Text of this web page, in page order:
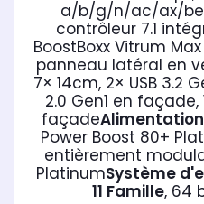
a/b/g/n/ac/ax/
contrôleur 7.1
BoostBoxx Vitrum
panneau latéral en
7× 14cm, 2× USB 3.2
2.0 Gen1 en façade,
façadeAlimentation
Power Boost 80+
entièrement
PlatinumSystème
11 Famille, 64